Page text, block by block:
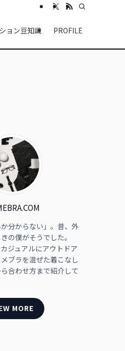
ョン豆知識 PROFILE
か分からない」。昔、外
の僕がそうでした。
ジュアルにアウトドア
ブラを混ぜた着こなし
合わせ方まで紹介して
MORE